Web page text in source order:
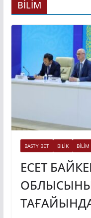
BİLİM
BASTY BET BILİK BİLİM
ЕСЕТ